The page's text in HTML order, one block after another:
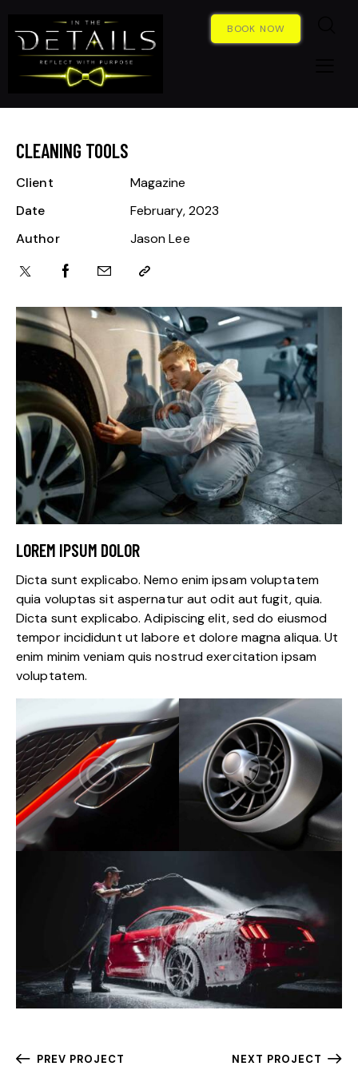
BOOK NOW
CLEANING TOOLS
LOREM IPSUM DOLOR
Dicta sunt explicabo. Nemo enim ipsam voluptatem
quia voluptas sit aspernatur aut odit aut fugit, quia.
Dicta sunt explicabo. Adipiscing elit, sed do eiusmod
tempor incididunt ut labore et dolore magna aliqua. Ut
enim minim veniam quis nostrud exercitation ipsam
voluptatem.
Client
Magazine
Date
February, 2023
Author
Jason Lee
PREV PROJECT NEXT PROJECT